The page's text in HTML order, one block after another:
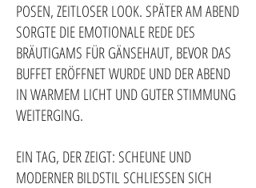
POSEN, ZEITLOSER LOOK. SPÄTER AM ABEND
SORGTE DIE EMOTIONALE REDE DES
BRÄUTIGAMS FÜR GÄNSEHAUT, BEVOR DAS
BUFFET ERÖFFNET WURDE UND DER ABEND
IN WARMEM LICHT UND GUTER STIMMUNG
WEITERGING.
EIN TAG, DER ZEIGT: SCHEUNE UND
MODERNER BILDSTIL SCHLIESSEN SICH